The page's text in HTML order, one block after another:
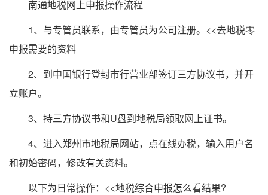
南通地税网上申报操作流程
1、与专管员联系，由专管员为公司注册。<<去地税零
申报需要的资料
2、到中国银行登封市行营业部签订三方协议书，并开
立账户。
3、持三方协议书和U盘到地税局领取网上证书。
4、进入郑州市地税局网站，点在线办税，输入用户名
和初始密码，修改有关资料。
以下为日常操作：<<地税综合申报怎么看结果?